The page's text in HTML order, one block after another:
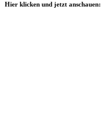
Hier klicken und jetzt anschauen: